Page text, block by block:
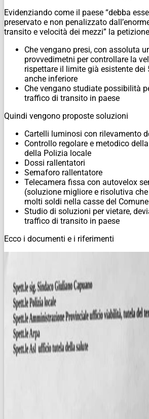
Evidenziando come il paese “debba
preservato e non penalizzato
transito e velocità dei mezzi” la
Che vengano presi, con assoluta
provvedimetni per controllare la
rispettare il limite già esistente dei
anche inferiore
Che vengano studiate possibilità
traffico di transito in paese
Quindi vengono proposte soluzioni
Cartelli luminosi con rilevamento
Controllo regolare e metodico
della Polizia locale
Dossi rallentatori
Semaforo rallentatore
Telecamera fissa con autovelox
(soluzione migliore e risolutiva
molti soldi nella casse del Comune
Studio di soluzioni per vietare,
traffico di transito in paese
Ecco i documenti e i riferimenti